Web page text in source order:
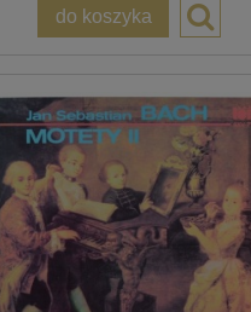
do koszyka